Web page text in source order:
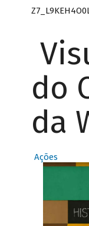
do
da
Ações